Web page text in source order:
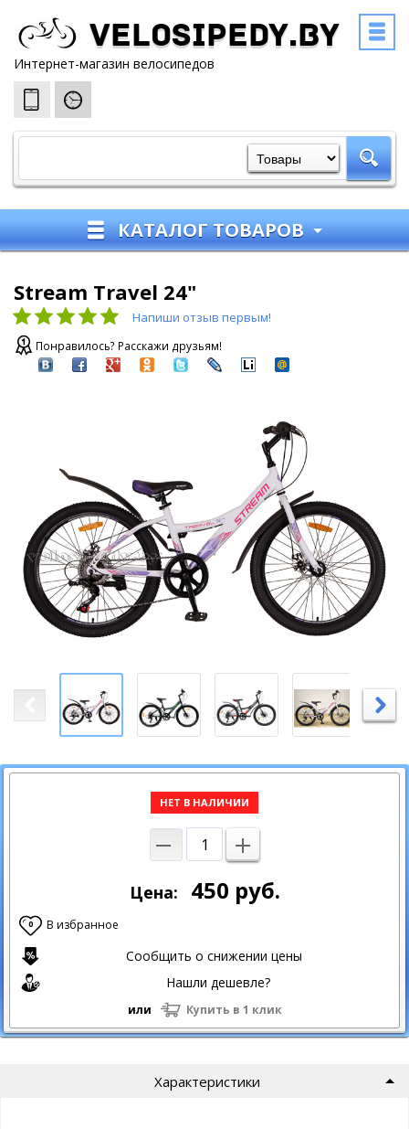
Velosipedy.by
Интернет-магазин велосипедов
КАТАЛОГ ТОВАРОВ
Stream Travel 24"
Напиши отзыв первым!
Понравилось? Расскажи друзьям!
НЕТ В НАЛИЧИИ
Цена: 450 руб.
0 В избранное
Сообщить о снижении цены
Нашли дешевле?
или Купить в 1 клик
Характеристики